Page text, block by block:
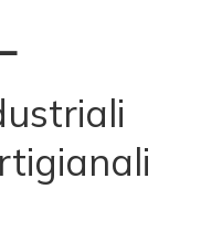
articoli per ogni
per le industrie che